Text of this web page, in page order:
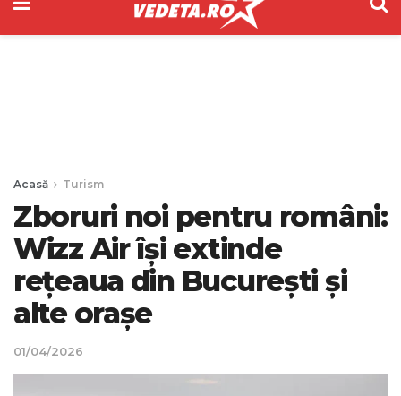
Acasă Turism
Zboruri noi pentru români:
Wizz Air își extinde
rețeaua din București și
alte orașe
01/04/2026